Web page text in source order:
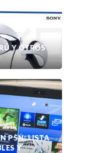
Y OTROS
PSN: LISTA
Y